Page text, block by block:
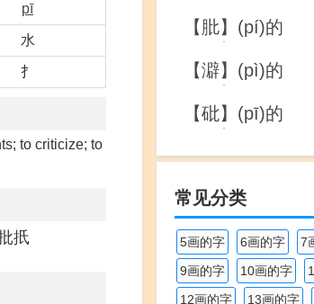
pī
水
扌
to criticize; to
扺
【肶】(pí)的
【澼】(pì)的
【砒】(pī)的
常见分类
5画的字 6画的字 7
9画的字
10画的字
12画的字
13画的字